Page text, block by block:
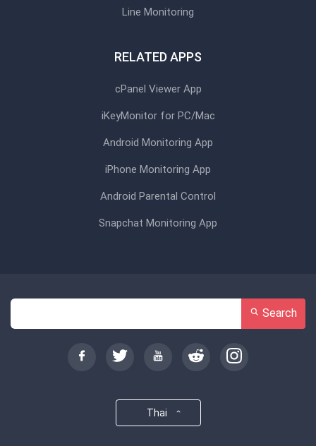
Line Monitoring
RELATED APPS
cPanel Viewer App
iKeyMonitor for PC/Mac
Android Monitoring App
iPhone Monitoring App
Android Parental Control
Snapchat Monitoring App
Search
Thai